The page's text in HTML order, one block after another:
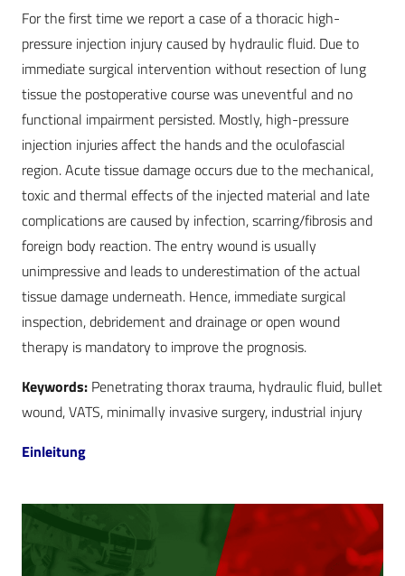
For the first time we report a case of a thoracic high-
pressure injection injury caused by hydraulic fluid. Due to
immediate surgical intervention without resection of lung
tissue the postoperative course was uneventful and no
functional impairment persisted. Mostly, high-pressure
injection injuries affect the hands and the oculofascial
region. Acute tissue damage occurs due to the mechanical,
toxic and thermal effects of the injected material and late
complications are caused by infection, scarring/fibrosis and
foreign body reaction. The entry wound is usually
unimpressive and leads to underestimation of the actual
tissue damage underneath. Hence, immediate surgical
inspection, debridement and drainage or open wound
therapy is mandatory to improve the prognosis.
Keywords: Penetrating thorax trauma, hydraulic fluid, bullet
wound, VATS, minimally invasive surgery, industrial injury
Einleitung